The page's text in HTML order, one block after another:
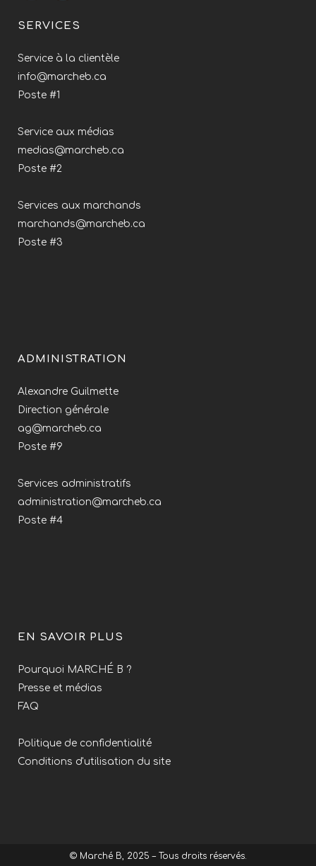
SERVICES
Service à la clientèle
info@marcheb.ca
Poste #1
Service aux médias
medias@marcheb.ca
Poste #2
Services aux marchands
marchands@marcheb.ca
Poste #3
ADMINISTRATION
Alexandre Guilmette
Direction générale
ag@marcheb.ca
Poste #9
Services administratifs
administration@marcheb.ca
Poste #4
EN SAVOIR PLUS
Pourquoi MARCHÉ B ?
Presse et médias
FAQ
Politique de confidentialité
Conditions d'utilisation du site
© Marché B, 2025 – Tous droits réservés.